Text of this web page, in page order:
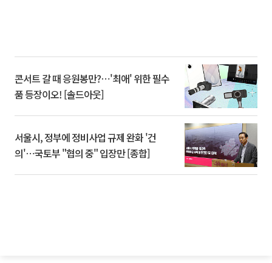
콘서트 갈 때 응원봉만?⋯'최애' 위한 필수
품 등장이오! [솔드아웃]
서울시, 정부에 정비사업 규제 완화 '건
의'⋯국토부 "협의 중" 입장만 [종합]